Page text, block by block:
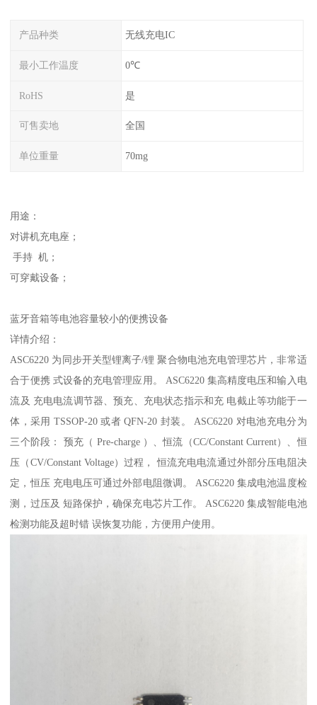
产品种类 无线充电IC
最小工作温度 0℃
RoHS 是
可售卖地 全国
单位重量 70mg
用途：
对讲机充电座；
手持 机；
可穿戴设备；
蓝牙音箱等电池容量较小的便携设备
详情介绍：
ASC6220 为同步开关型锂离子/锂 聚合物电池充电管理芯片，非常适
合于便携 式设备的充电管理应用。 ASC6220 集高精度电压和输入电
流及 充电电流调节器、预充、充电状态指示和充 电截止等功能于一
体，采用 TSSOP-20 或者 QFN-20 封装。 ASC6220 对电池充电分为
三个阶段： 预充（ Pre-charge ）、恒流（CC/Constant Current）、恒
压（CV/Constant Voltage）过程， 恒流充电电流通过外部分压电阻决
定，恒压 充电电压可通过外部电阻微调。 ASC6220 集成电池温度检
测，过压及 短路保护，确保充电芯片工作。 ASC6220 集成智能电池
检测功能及超时错 误恢复功能，方便用户使用。